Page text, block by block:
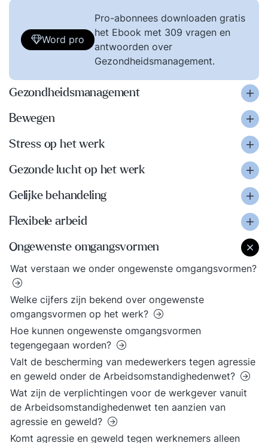
Word pro
Pro-abonnees downloaden gratis
het Ebook met 309 vragen en
antwoorden over
Gezondheidsmanagement.
Gezondheidsmanagement
Bewegen
Stress op het werk
Gezonde lucht op het werk
Gelijke behandeling
Flexibele arbeid
Ongewenste omgangsvormen
Wat verstaan we onder ongewenste omgangsvormen?
Welke cijfers zijn bekend over ongewenste
omgangsvormen op het werk?
Hoe kunnen ongewenste omgangsvormen
tegengegaan worden?
Valt de bescherming van medewerkers tegen agressie
en geweld onder de Arbeidsomstandighedenwet?
Wat zijn de verplichtingen voor de werkgever vanuit
de Arbeidsomstandighedenwet ten aanzien van
agressie en geweld?
Komt agressie en geweld tegen werknemers alleen